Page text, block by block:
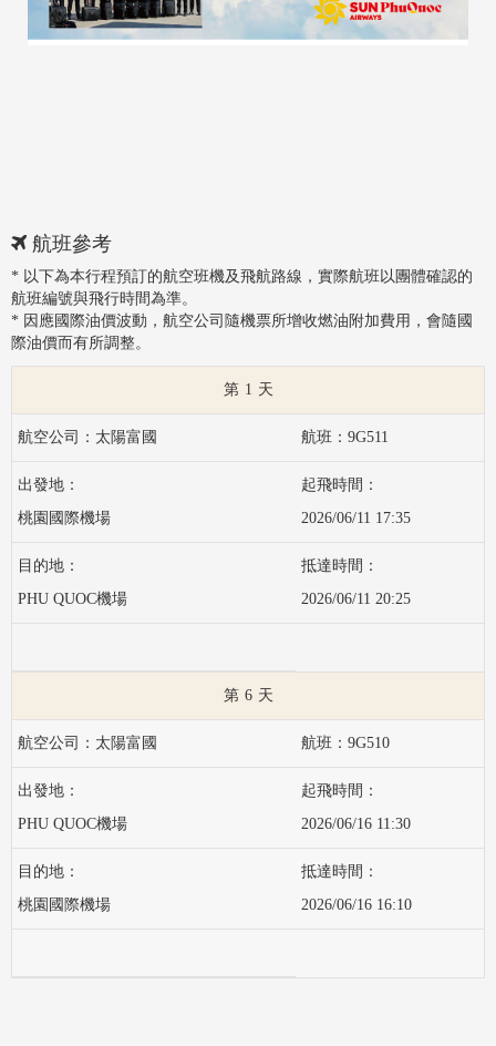
航班參考
* 以下為本行程預訂的航空班機及飛航路線，實際航班以團體確認的
航班編號與飛行時間為準。
* 因應國際油價波動，航空公司隨機票所增收燃油附加費用，會隨國
際油價而有所調整。
1
太陽富國 9G511
桃園國際機場 2026/06/11 17:35
PHU QUOC機場 2026/06/11 20:25
6
太陽富國 9G510
PHU QUOC機場 2026/06/16 11:30
桃園國際機場 2026/06/16 16:10